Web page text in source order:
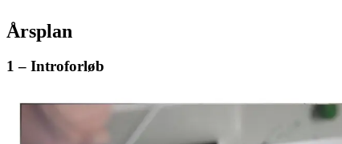
Årsplan
1 – Introforløb